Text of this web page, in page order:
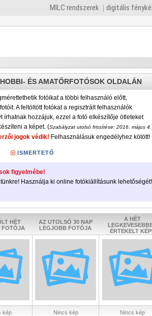
MILC rendszerek digitális
ÉS AMATŐRFOTÓSOK OLDALÁN
fotóikat a többi felhasználó előtt,
A feltöltött fotókat a regisztrált felhasználók
írhatnak hozzájuk, ezzel a fotó elkészítője ötleteket
a képet. (Szabályzat utolsó frissítése: 2016. május 4.
jogok védik! Felhasználásuk engedélyhez kötött!
ISMERTETŐ
figyelmébe!
Használja ki online fotókiállításunk lehetőségét!
HÉT
AZ UTOLSÓ 30 NAP
LEGJOBB FOTÓJA
A HÉT
ÉRTÉKELT
kép Nincs kép Nincs kép